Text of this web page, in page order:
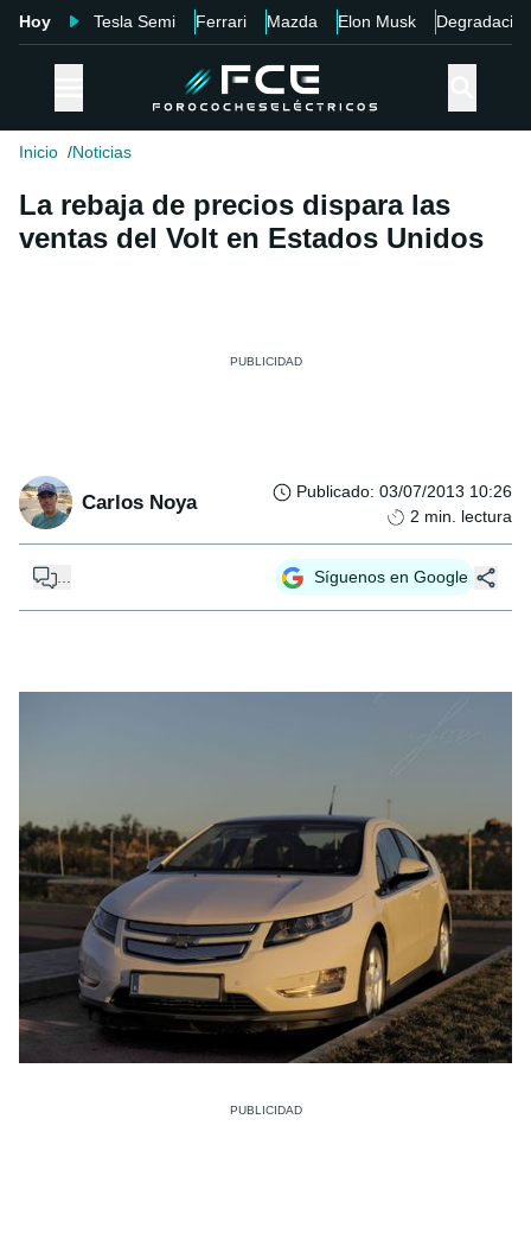
Hoy Tesla Semi Ferrari Mazda Elon Musk Degradación
Inicio Noticias
La rebaja de precios dispara las
ventas del Volt en Estados Unidos
Carlos Noya Publicado: 03/07/2013 10:26
2 min. lectura
... Síguenos en Google